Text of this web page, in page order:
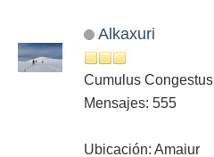
Alkaxuri
Cumulus Congestus
Mensajes: 555
Ubicación: Amaiur